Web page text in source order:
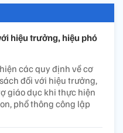
hiệu trưởng, hiệu phó
các quy định về cơ
đối với hiệu trưởng,
giáo dục khi thực hiện
phổ thông công lập